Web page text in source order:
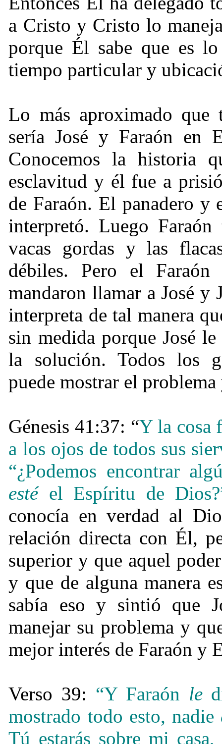
a Cristo y Cristo lo
porque Él sabe que es
tiempo particular y
Lo más aproximado que
sería José y Faraón en
Conocemos la historia
esclavitud y él fue a
de Faraón. El panadero y
interpretó. Luego
vacas gordas y las
débiles. Pero el
mandaron llamar a José y
interpreta de tal manera
sin medida porque José
la solución. Todos los
puede mostrar el
Génesis 41:37: “Y la cosa
a los ojos de todos sus
“¿Podemos encontrar
esté el Espíritu de
conocía en verdad al
relación directa con Él,
superior y que aquel
y que de alguna manera
sabía eso y sintió que
manejar su problema y
mejor interés de Faraón y
Verso 39: “Y Faraón le
mostrado todo esto, nadie
Tú estarás sobre mi